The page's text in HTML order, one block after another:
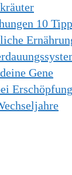
10
Gene
Erschöpfung